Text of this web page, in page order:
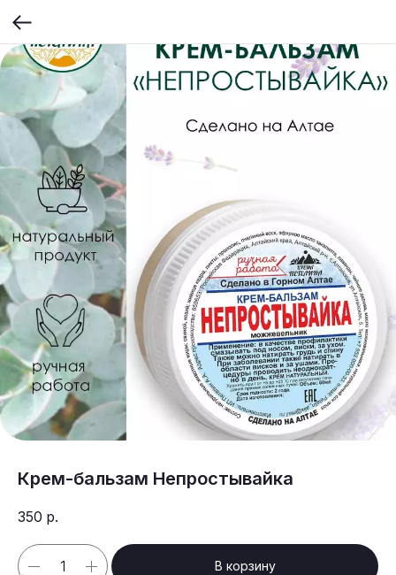
Крем-бальзам Непростывайка
350 р.
В корзину